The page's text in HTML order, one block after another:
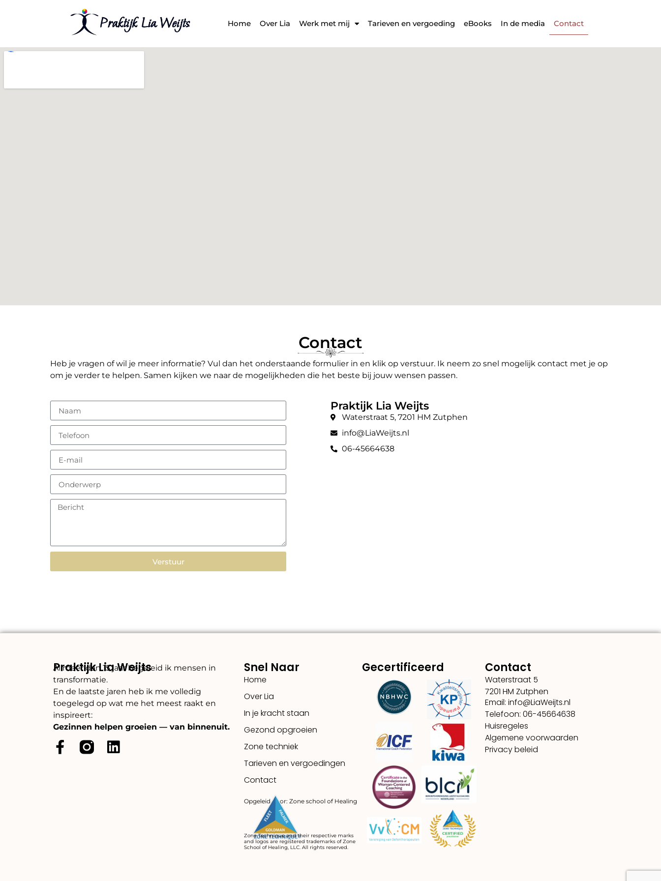
Home Over Lia Werk met mij Tarieven en vergoeding eBooks In de media Contact
Contact
Heb je vragen of wil je meer informatie? Vul dan het onderstaande formulier in en klik op verstuur. Ik neem zo snel mogelijk contact met je op
om je verder te helpen. Samen kijken we naar de mogelijkheden die het beste bij jouw wensen passen.
Verstuur
Praktijk Lia Weijts
Waterstraat 5, 7201 HM Zutphen
info@LiaWeijts.nl
06-45664638
Praktijk Lia Weijts
Al meer dan 15 jaar begeleid ik mensen in
transformatie.
En de laatste jaren heb ik me volledig
toegelegd op wat me het meest raakt en
inspireert:
Gezinnen helpen groeien — van binnenuit.
Snel Naar
Home
Over Lia
In je kracht staan
Gezond opgroeien
Zone techniek
Tarieven en vergoedingen
Contact
Opgeleid door: Zone school of Healing
Zone Technique and their respective marks
and logos are registered trademarks of Zone
School of Healing, LLC. All rights reserved.
Gecertificeerd Contact
Waterstraat 5
7201 HM Zutphen
Email: info@LiaWeijts.nl
Telefoon: 06-45664638
Huisregeles
Algemene voorwaarden
Privacy beleid